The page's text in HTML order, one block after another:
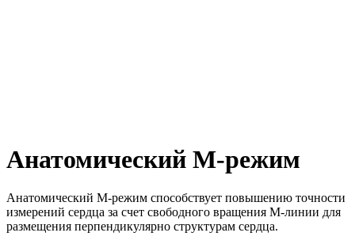
Анатомический М‑режим
Анатомический M-режим способствует повышению точности
измерений сердца за счет свободного вращения М-линии для
размещения перпендикулярно структурам сердца.